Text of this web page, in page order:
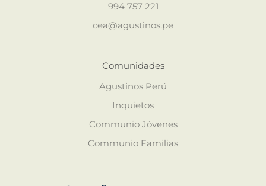
994 757 221
cea@agustinos.pe
Comunidades
Agustinos Perú
Inquietos
Communio Jóvenes
Communio Familias